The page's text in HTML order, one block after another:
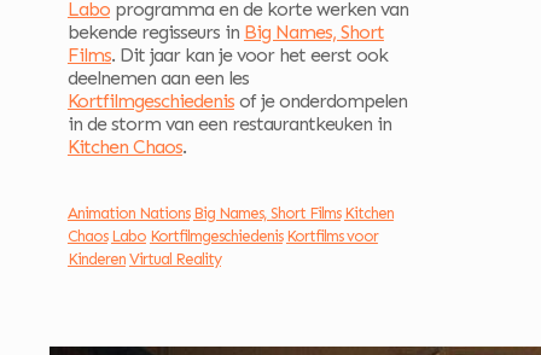
Laboprogramma en de korte werken van
bekende regisseurs in Big Names, Short
Films. Dit jaar kan je voor het eerst ook
deelnemen aan een les
Kortfilmgeschiedenisof je onderdompelen
in de storm van een restaurantkeuken in
Kitchen Chaos.
Animation Nations Big Names, Short Films Kitchen
Chaos Labo Kortfilmgeschiedenis Kortfilms voor
Kinderen Virtual Reality